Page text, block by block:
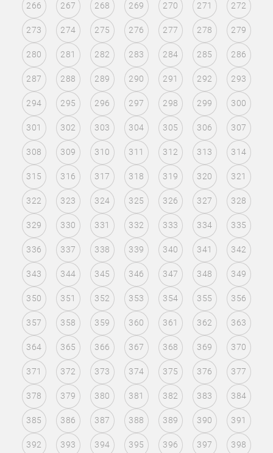
266 267 268 269 270 271 272
273 274 275 276 277 278 279
280 281 282 283 284 285 286
287 288 289 290 291 292 293
294 295 296 297 298 299 300
301 302 303 304 305 306 307
308 309 310 311 312 313 314
315 316 317 318 319 320 321
322 323 324 325 326 327 328
329 330 331 332 333 334 335
336 337 338 339 340 341 342
343 344 345 346 347 348 349
350 351 352 353 354 355 356
357 358 359 360 361 362 363
364 365 366 367 368 369 370
371 372 373 374 375 376 377
378 379 380 381 382 383 384
385 386 387 388 389 390 391
392 393 394 395 396 397 398